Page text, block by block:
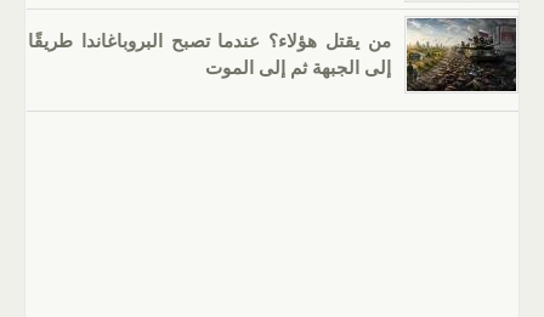
من يقتل هؤلاء؟ عندما تصبح البروباغاندا طريقًا
إلى الجبهة ثم إلى الموت